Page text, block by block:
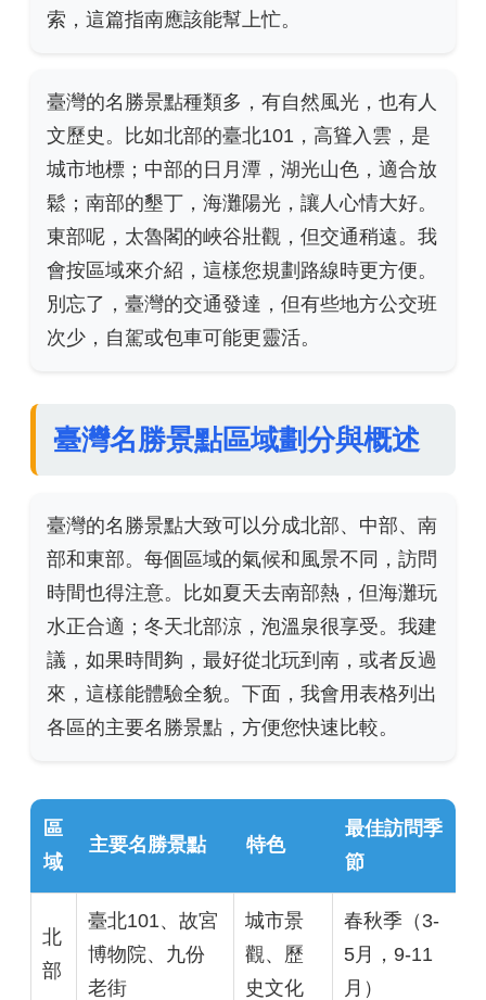
索，這篇指南應該能幫上忙。
臺灣的名勝景點種類多，有自然風光，也有人
文歷史。比如北部的臺北101，高聳入雲，是
城市地標；中部的日月潭，湖光山色，適合放
鬆；南部的墾丁，海灘陽光，讓人心情大好。
東部呢，太魯閣的峽谷壯觀，但交通稍遠。我
會按區域來介紹，這樣您規劃路線時更方便。
別忘了，臺灣的交通發達，但有些地方公交班
次少，自駕或包車可能更靈活。
臺灣名勝景點區域劃分與概述
臺灣的名勝景點大致可以分成北部、中部、南
部和東部。每個區域的氣候和風景不同，訪問
時間也得注意。比如夏天去南部熱，但海灘玩
水正合適；冬天北部涼，泡溫泉很享受。我建
議，如果時間夠，最好從北玩到南，或者反過
來，這樣能體驗全貌。下面，我會用表格列出
各區的主要名勝景點，方便您快速比較。
區
域
主要名勝景點 特色
最佳訪問季
節
北
部
臺北101、故宮
博物院、九份
老街
城市景
觀、歷
史文化
春秋季（3-
5月，9-11
月）